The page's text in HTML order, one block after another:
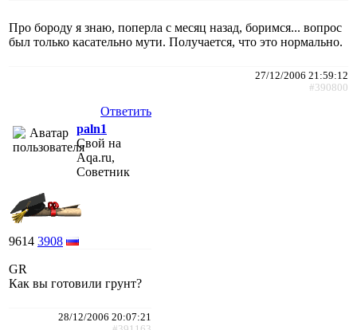
Про бороду я знаю, поперла с месяц назад, боримся... вопрос
был только касательно мути. Получается, что это нормально.
27/12/2006 21:59:12
#390800
Ответить
paln1
Свой на
Aqa.ru,
Советник
9614 3908
GR
Как вы готовили грунт?
28/12/2006 20:07:21